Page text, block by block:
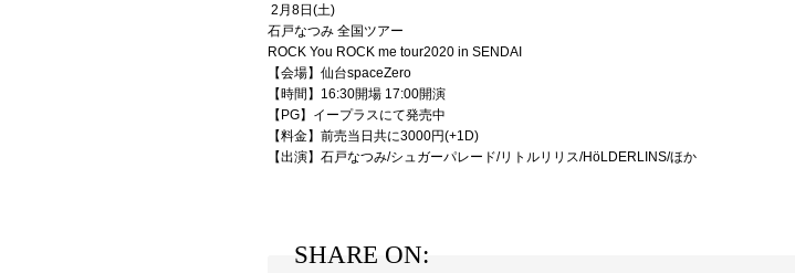
2月8日(土)
石戸なつみ 全国ツアー
ROCK You ROCK me tour2020 in SENDAI
【会場】仙台spaceZero
【時間】16:30開場 17:00開演
【PG】イープラスにて発売中
【料金】前売当日共に3000円(+1D)
【出演】石戸なつみ/シュガーパレード/リトルリリス/HöLDERLINS/ほか
SHARE ON: